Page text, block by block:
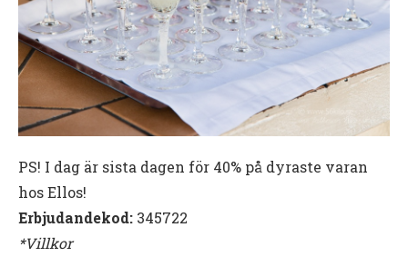
PS! I dag är sista dagen för 40% på dyraste varan
hos Ellos!
Erbjudandekod: 345722
*Villkor